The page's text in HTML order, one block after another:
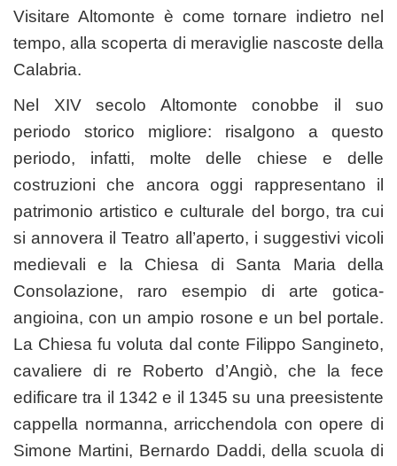
Visitare Altomonte è come tornare indietro nel
tempo, alla scoperta di meraviglie nascoste della
Calabria.
Nel XIV secolo Altomonte conobbe il suo
periodo storico migliore: risalgono a questo
periodo, infatti, molte delle chiese e delle
costruzioni che ancora oggi rappresentano il
patrimonio artistico e culturale del borgo, tra cui
si annovera il Teatro all’aperto, i suggestivi vicoli
medievali e la Chiesa di Santa Maria della
Consolazione, raro esempio di arte gotica-
angioina, con un ampio rosone e un bel portale.
La Chiesa fu voluta dal conte Filippo Sangineto,
cavaliere di re Roberto d’Angiò, che la fece
edificare tra il 1342 e il 1345 su una preesistente
cappella normanna, arricchendola con opere di
Simone Martini, Bernardo Daddi, della scuola di